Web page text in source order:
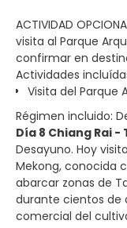
ACTIVIDAD
visita al Parque
confirmar en
Actividades
Visita del Parque
Régimen incluido:
Día 8 Chiang Rai
Desayuno. Hoy
Mekong, conocida
abarcar zonas de
durante cientos de
comercial del